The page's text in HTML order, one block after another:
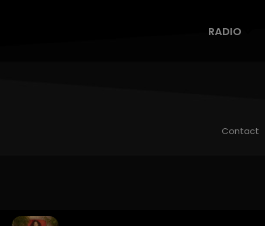
RADIO
Contact